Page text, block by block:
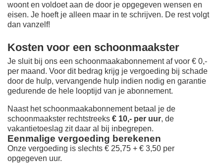
woont en voldoet aan de door je opgegeven wensen en
eisen. Je hoeft je alleen maar in te schrijven. De rest volgt
dan vanzelf!
Kosten voor een schoonmaakster
Je sluit bij ons een schoonmaakabonnement af voor € 0,-
per maand. Voor dit bedrag krijg je vergoeding bij schade
door de hulp, vervangende hulp indien nodig en garantie
gedurende de hele looptijd van je abonnement.
Naast het schoonmaakabonnement betaal je de
schoonmaakster rechtstreeks € 10,- per uur, de
vakantietoeslag zit daar al bij inbegrepen.
Eenmalige vergoeding berekenen
Onze vergoeding is slechts € 25,75 + € 3,50 per
opgegeven uur.